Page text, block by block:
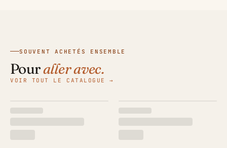
SOUVENT ACHETÉS ENSEMBLE
Pouraller avec.
VOIR TOUT LE CATALOGUE →